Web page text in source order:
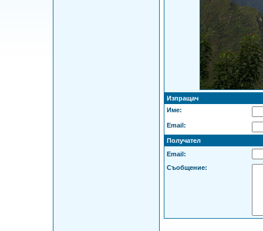
Изпращач
Име:
Email:
Получател
Email:
Съобщение: